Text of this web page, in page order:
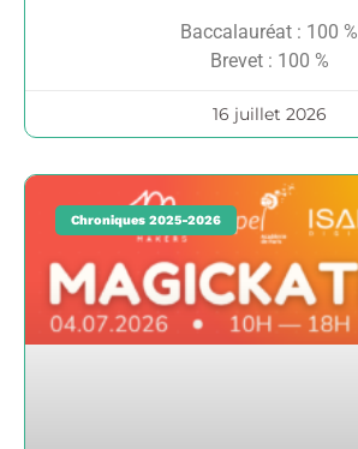
Baccalauréat : 100 %
Brevet : 100 %
16 juillet 2026
Chroniques 2025-2026